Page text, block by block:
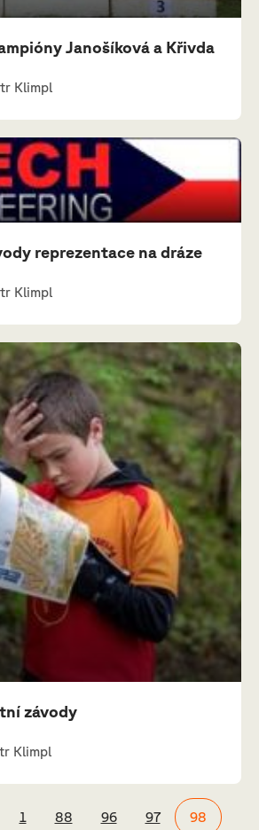
Janošíková a Křivda
Klimpl
reprezentace na dráze
Klimpl
závody
Klimpl
1 88 96 97 98